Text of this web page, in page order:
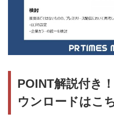
POINT解説付き
ウンロードはこ